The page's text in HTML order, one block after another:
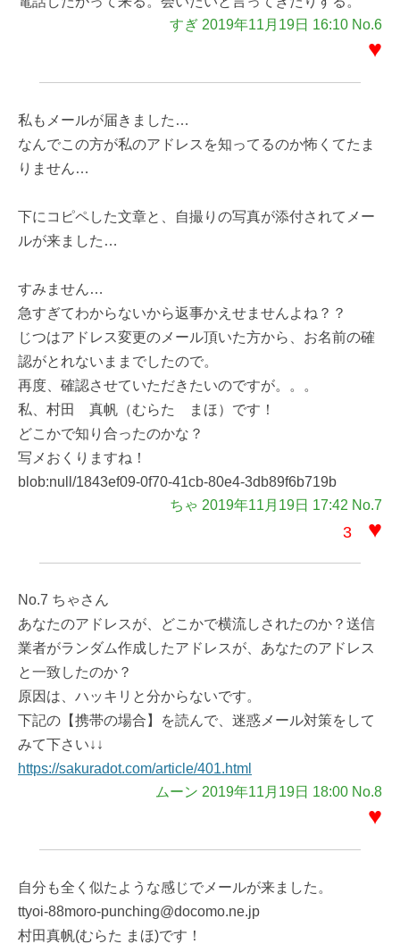
すぎ 2019年11月19日 16:10 No.6
♥
私もメールが届きました…
なんでこの方が私のアドレスを知ってるのか怖くてたま
りません…
下にコピペした文章と、自撮りの写真が添付されてメー
ルが来ました…
すみません…
急すぎてわからないから返事かえせませんよね？？
じつはアドレス変更のメール頂いた方から、お名前の確
認がとれないままでしたので。
再度、確認させていただきたいのですが。。。
私、村田 真帆（むらた まほ）です！
どこかで知り合ったのかな？
写メおくりますね！
blob:null/1843ef09-0f70-41cb-80e4-3db89f6b719b
ちゃ 2019年11月19日 17:42 No.7
3 ♥
No.7 ちゃさん
あなたのアドレスが、どこかで横流しされたのか？送信
業者がランダム作成したアドレスが、あなたのアドレス
と一致したのか？
原因は、ハッキリと分からないです。
下記の【携帯の場合】を読んで、迷惑メール対策をして
みて下さい↓↓
https://sakuradot.com/article/401.html
ムーン 2019年11月19日 18:00 No.8
♥
自分も全く似たような感じでメールが来ました。
ttyoi-88moro-punching@docomo.ne.jp
村田真帆(むらた まほ)です！